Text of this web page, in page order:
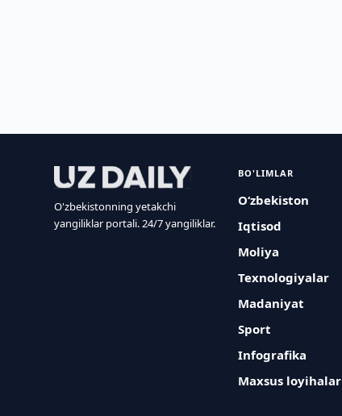
O'zbekistonning yetakchi
yangiliklar portali. 24/7 yangiliklar.
BO'LIMLAR
O‘zbekiston
Iqtisod
Moliya
Texnologiyalar
Madaniyat
Sport
Infografika
Maxsus loyihalar